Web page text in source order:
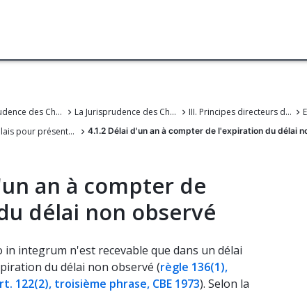
La Jurisprudence des Chambers de recours de l'OEB La Jurisprudence des Chambres de recours de l'Office européen des brevets III. Principes directeurs de la procédure devant l'OEB
4.1. Délais pour présenter une requête en restitutio in integrum (règle 136(1) CBE) 4.1.2 Délai d'un an à compter de l'expiration du délai
an à compter de
délai non observé
integrum n'est recevable que dans un délai
du délai non observé (règle 136(1),
122(2), troisième phrase, CBE 1973). Selon la